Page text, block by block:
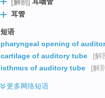
[解剖]
耳管
短语
pharyngeal opening of
cartilage of auditory tube
[解
isthmus of auditory tube
[解
更多网络短语